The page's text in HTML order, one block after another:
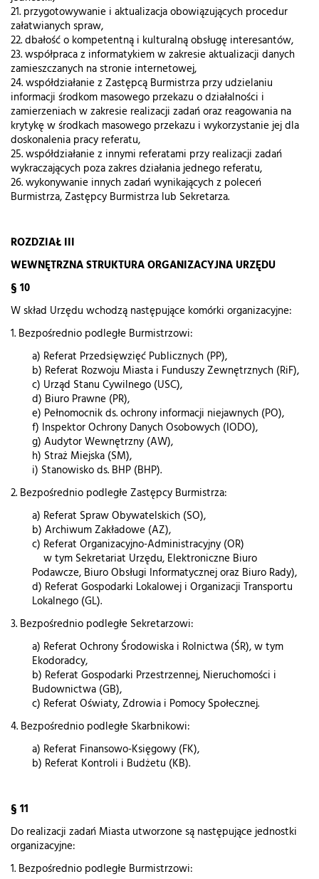
21. przygotowywanie i aktualizacja obowiązujących procedur
załatwianych spraw,
22. dbałość o kompetentną i kulturalną obsługę interesantów,
23. współpraca z informatykiem w zakresie aktualizacji danych
zamieszczanych na stronie internetowej,
24. współdziałanie z Zastępcą Burmistrza przy udzielaniu
informacji środkom masowego przekazu o działalności i
zamierzeniach w zakresie realizacji zadań oraz reagowania na
krytykę w środkach masowego przekazu i wykorzystanie jej dla
doskonalenia pracy referatu,
25. współdziałanie z innymi referatami przy realizacji zadań
wykraczających poza zakres działania jednego referatu,
26. wykonywanie innych zadań wynikających z poleceń
Burmistrza, Zastępcy Burmistrza lub Sekretarza.
ROZDZIAŁ III
WEWNĘTRZNA STRUKTURA ORGANIZACYJNA URZĘDU
§ 10
W skład Urzędu wchodzą następujące komórki organizacyjne:
1. Bezpośrednio podległe Burmistrzowi:
a) Referat Przedsięwzięć Publicznych (PP),
b) Referat Rozwoju Miasta i Funduszy Zewnętrznych (RiF),
c) Urząd Stanu Cywilnego (USC),
d) Biuro Prawne (PR),
e) Pełnomocnik ds. ochrony informacji niejawnych (PO),
f) Inspektor Ochrony Danych Osobowych (IODO),
g) Audytor Wewnętrzny (AW),
h) Straż Miejska (SM),
i) Stanowisko ds. BHP (BHP).
2. Bezpośrednio podległe Zastępcy Burmistrza:
a) Referat Spraw Obywatelskich (SO),
b) Archiwum Zakładowe (AZ),
c) Referat Organizacyjno-Administracyjny (OR)
w tym Sekretariat Urzędu, Elektroniczne Biuro
Podawcze, Biuro Obsługi Informatycznej oraz Biuro Rady),
d) Referat Gospodarki Lokalowej i Organizacji Transportu
Lokalnego (GL).
3. Bezpośrednio podległe Sekretarzowi:
a) Referat Ochrony Środowiska i Rolnictwa (ŚR), w tym
Ekodoradcy,
b) Referat Gospodarki Przestrzennej, Nieruchomości i
Budownictwa (GB),
c) Referat Oświaty, Zdrowia i Pomocy Społecznej.
4. Bezpośrednio podległe Skarbnikowi:
a) Referat Finansowo-Księgowy (FK),
b) Referat Kontroli i Budżetu (KB).
§ 11
Do realizacji zadań Miasta utworzone są następujące jednostki
organizacyjne:
1. Bezpośrednio podległe Burmistrzowi: